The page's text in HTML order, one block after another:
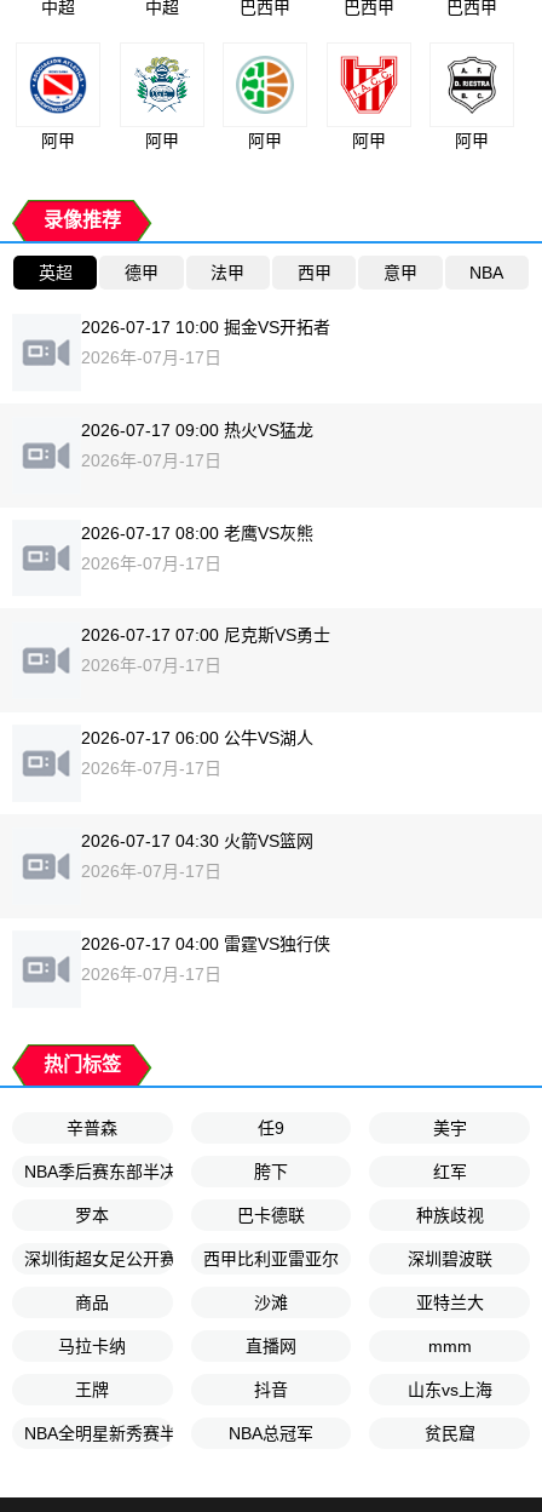
中超 中超 巴西甲 巴西甲 巴西甲
阿甲 阿甲 阿甲 阿甲 阿甲
录像推荐
英超 德甲 法甲 西甲 意甲 NBA
2026-07-17 10:00 掘金VS开拓者
2026年-07月-17日
2026-07-17 09:00 热火VS猛龙
2026年-07月-17日
2026-07-17 08:00 老鹰VS灰熊
2026年-07月-17日
2026-07-17 07:00 尼克斯VS勇士
2026年-07月-17日
2026-07-17 06:00 公牛VS湖人
2026年-07月-17日
2026-07-17 04:30 火箭VS篮网
2026年-07月-17日
2026-07-17 04:00 雷霆VS独行侠
2026年-07月-17日
热门标签
辛普森 任9 美宇
NBA季后赛东部半决赛G5 胯下 红军
罗本 巴卡德联 种族歧视
深圳街超女足公开赛第1轮西甲比利亚雷亚尔 深圳碧波联
商品 沙滩 亚特兰大
马拉卡纳 直播网 mmm
王牌 抖音 山东vs上海
NBA全明星新秀赛半决赛 NBA总冠军 贫民窟